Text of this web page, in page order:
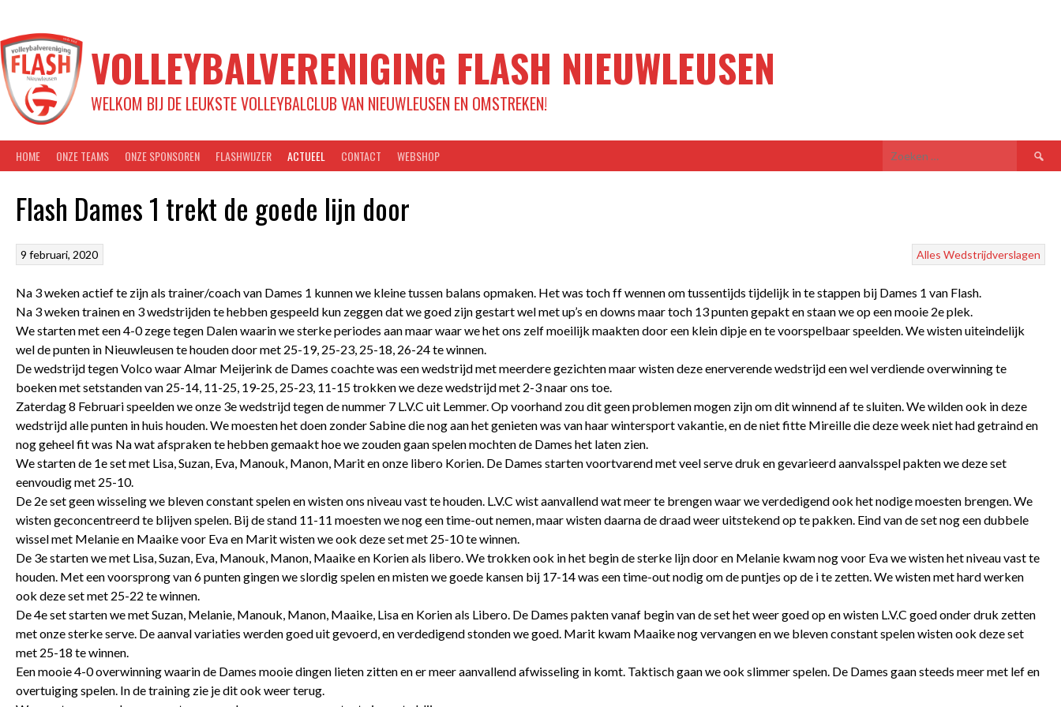
inhoud
VOLLEYBALVERENIGING FLASH NIEUWLEUSEN
WELKOM BIJ DE LEUKSTE VOLLEYBALCLUB VAN NIEUWLEUSEN EN OMSTREKEN!
HOME ONZE TEAMS ONZE SPONSOREN FLASHWIJZER ACTUEEL CONTACT WEBSHOP
Zoeken
naar:
Flash Dames 1 trekt de goede lijn door
Alles Wedstrijdverslagen
9 februari, 2020
Na 3 weken actief te zijn als trainer/coach van Dames 1 kunnen we kleine tussen balans opmaken. Het was toch ff wennen om tussentijds tijdelijk in te stappen bij Dames 1 van Flash.
Na 3 weken trainen en 3 wedstrijden te hebben gespeeld kun zeggen dat we goed zijn gestart wel met up’s en downs maar toch 13 punten gepakt en staan we op een mooie 2e plek.
We starten met een 4-0 zege tegen Dalen waarin we sterke periodes aan maar waar we het ons zelf moeilijk maakten door een klein dipje en te voorspelbaar speelden. We wisten uiteindelijk
wel de punten in Nieuwleusen te houden door met 25-19, 25-23, 25-18, 26-24 te winnen.
De wedstrijd tegen Volco waar Almar Meijerink de Dames coachte was een wedstrijd met meerdere gezichten maar wisten deze enerverende wedstrijd een wel verdiende overwinning te
boeken met setstanden van 25-14, 11-25, 19-25, 25-23, 11-15 trokken we deze wedstrijd met 2-3 naar ons toe.
Zaterdag 8 Februari speelden we onze 3e wedstrijd tegen de nummer 7 L.V.C uit Lemmer. Op voorhand zou dit geen problemen mogen zijn om dit winnend af te sluiten. We wilden ook in deze
wedstrijd alle punten in huis houden. We moesten het doen zonder Sabine die nog aan het genieten was van haar wintersport vakantie, en de niet fitte Mireille die deze week niet had getraind en
nog geheel fit was Na wat afspraken te hebben gemaakt hoe we zouden gaan spelen mochten de Dames het laten zien.
We starten de 1e set met Lisa, Suzan, Eva, Manouk, Manon, Marit en onze libero Korien. De Dames starten voortvarend met veel serve druk en gevarieerd aanvalsspel pakten we deze set
eenvoudig met 25-10.
De 2e set geen wisseling we bleven constant spelen en wisten ons niveau vast te houden. L.V.C wist aanvallend wat meer te brengen waar we verdedigend ook het nodige moesten brengen. We
wisten geconcentreerd te blijven spelen. Bij de stand 11-11 moesten we nog een time-out nemen, maar wisten daarna de draad weer uitstekend op te pakken. Eind van de set nog een dubbele
wissel met Melanie en Maaike voor Eva en Marit wisten we ook deze set met 25-10 te winnen.
De 3e starten we met Lisa, Suzan, Eva, Manouk, Manon, Maaike en Korien als libero. We trokken ook in het begin de sterke lijn door en Melanie kwam nog voor Eva we wisten het niveau vast te
houden. Met een voorsprong van 6 punten gingen we slordig spelen en misten we goede kansen bij 17-14 was een time-out nodig om de puntjes op de i te zetten. We wisten met hard werken
ook deze set met 25-22 te winnen.
De 4e set starten we met Suzan, Melanie, Manouk, Manon, Maaike, Lisa en Korien als Libero. De Dames pakten vanaf begin van de set het weer goed op en wisten L.V.C goed onder druk zetten
met onze sterke serve. De aanval variaties werden goed uit gevoerd, en verdedigend stonden we goed. Marit kwam Maaike nog vervangen en we bleven constant spelen wisten ook deze set
met 25-18 te winnen.
Een mooie 4-0 overwinning waarin de Dames mooie dingen lieten zitten en er meer aanvallend afwisseling in komt. Taktisch gaan we ook slimmer spelen. De Dames gaan steeds meer met lef en
overtuiging spelen. In de training zie je dit ook weer terug.